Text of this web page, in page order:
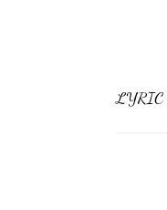
LYRIC